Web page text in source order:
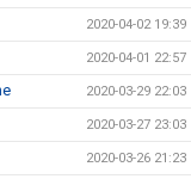
2020-04-02 19:39
2020-04-01 22:57
2020-03-29 22:03
2020-03-27 23:03
2020-03-26 21:23